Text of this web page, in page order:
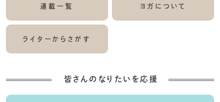
連載一覧 ヨガについて
ライターからさがす
皆さんのなりたいを応援